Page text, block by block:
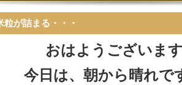
が詰まる・・・
おはようございま
今日は、朝から晴れで